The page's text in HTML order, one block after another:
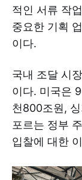
적인 서류 작
중요한 기획
이다.
국내 조달 시
이다. 미국은
천800조원,
포르는 정부
입찰에 대한